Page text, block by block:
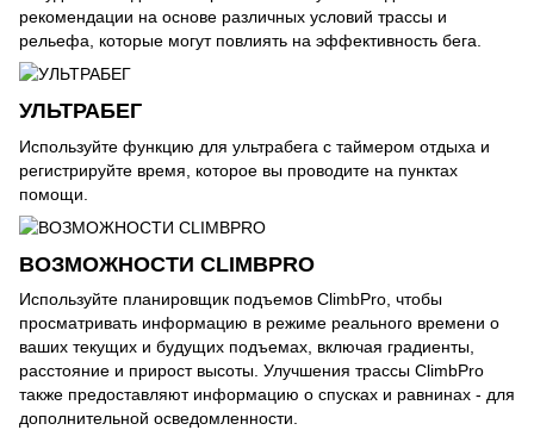
рекомендации на основе различных условий трассы и
рельефа, которые могут повлиять на эффективность бега.
УЛЬТРАБЕГ
Используйте функцию для ультрабега с таймером отдыха и
регистрируйте время, которое вы проводите на пунктах
помощи.
ВОЗМОЖНОСТИ CLIMBPRO
Используйте планировщик подъемов ClimbPro, чтобы
просматривать информацию в режиме реального времени о
ваших текущих и будущих подъемах, включая градиенты,
расстояние и прирост высоты. Улучшения трассы ClimbPro
также предоставляют информацию о спусках и равнинах - для
дополнительной осведомленности.